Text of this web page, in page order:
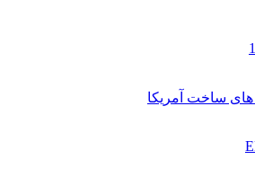
های ساخت آمریکا